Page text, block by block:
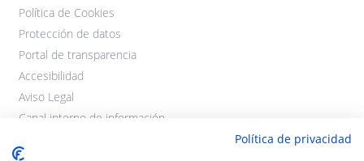
Política de Cookies
Protección de datos
Portal de transparencia
Accesibilidad
Aviso Legal
Canal interno de información
Política de privacidad